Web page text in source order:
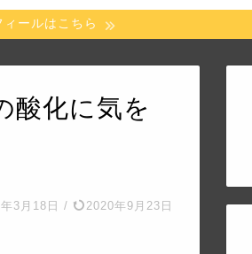
ィールはこちら
酸化に気を
3月18日 / 2020年9月23日